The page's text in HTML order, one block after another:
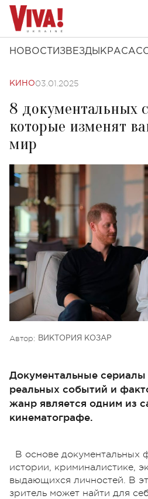
НОВОСТИ ЗВЕЗДЫ КРАСА
КИНО03.01.2025
8 документальных
которые изменят
мир
Автор: ВИКТОРИЯ КОЗАР
Документальные
реальных событий и
жанр является одним из
кинематографе.
В основе документальных
истории, криминалистике,
выдающихся личностей. В
зритель может найти для